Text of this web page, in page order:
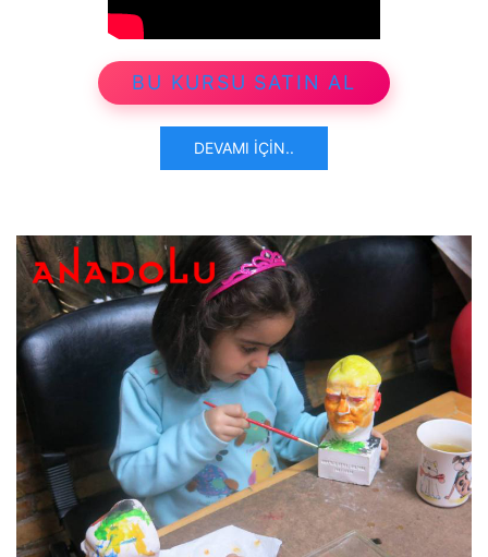
BU KURSU SATIN AL
DEVAMI İÇIN..